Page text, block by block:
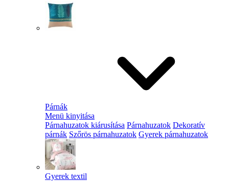
Párnák
Menü kinyitása
Párnahuzatok kiárusítása Párnahuzatok Dekoratív
párnák Szőrös párnahuzatok Gyerek párnahuzatok
Gyerek textil